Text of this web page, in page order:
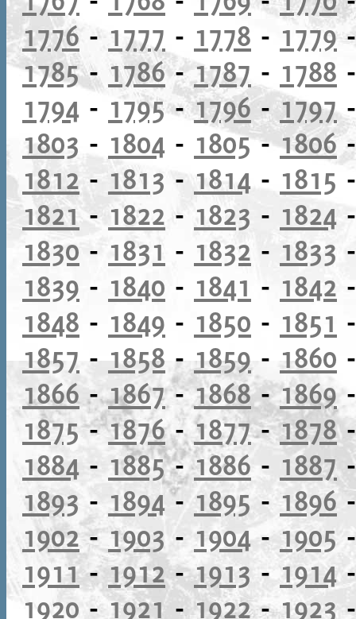
1776- 1777 - 1778 - 1779
1785- 1786-1787 - 1788
1794 - 1795-1796- 1797
1803 - 1804 - 1805-1806
1812 - 1813 - 1814 - 1815
1821- 1822 - 1823 - 1824
1830 - 1831 - 1832 - 1833
1839 - 1840 - 1841 - 1842
1848 - 1849 - 1850 - 1851
1857 - 1858 - 1859 - 1860
1866-1867-1868-1869
1875-1876-1877-1878
1884 - 1885-1886 - 1887
1893 - 1894- 1895-1896
1902-1903 - 1904-1905
1911-1912-1913 -1914
1920 -1921-1922-1923